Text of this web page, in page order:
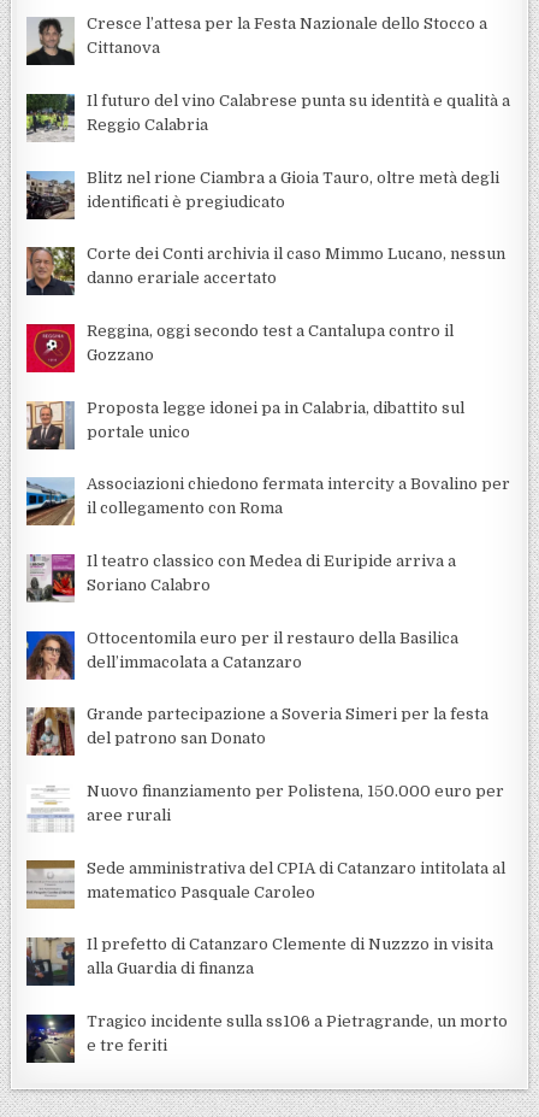
Cresce l’attesa per la Festa Nazionale dello Stocco a
Cittanova
Il futuro del vino Calabrese punta su identità e qualità a
Reggio Calabria
Blitz nel rione Ciambra a Gioia Tauro, oltre metà degli
identificati è pregiudicato
Corte dei Conti archivia il caso Mimmo Lucano, nessun
danno erariale accertato
Reggina, oggi secondo test a Cantalupa contro il
Gozzano
Proposta legge idonei pa in Calabria, dibattito sul
portale unico
Associazioni chiedono fermata intercity a Bovalino per
il collegamento con Roma
Il teatro classico con Medea di Euripide arriva a
Soriano Calabro
Ottocentomila euro per il restauro della Basilica
dell’immacolata a Catanzaro
Grande partecipazione a Soveria Simeri per la festa
del patrono san Donato
Nuovo finanziamento per Polistena, 150.000 euro per
aree rurali
Sede amministrativa del CPIA di Catanzaro intitolata al
matematico Pasquale Caroleo
Il prefetto di Catanzaro Clemente di Nuzzzo in visita
alla Guardia di finanza
Tragico incidente sulla ss106 a Pietragrande, un morto
e tre feriti